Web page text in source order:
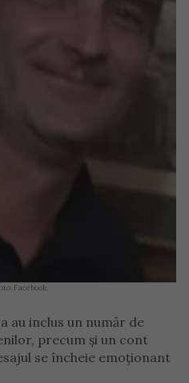
Facebook.
au inclus un număr de
precum și un cont
se încheie emoționant